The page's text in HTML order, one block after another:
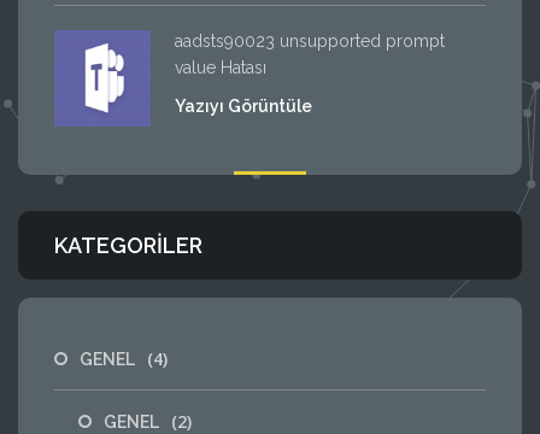
aadsts90023 unsupported prompt
value Hatası
Yazıyı Görüntüle
KATEGORILER
GENEL (4)
GENEL (2)